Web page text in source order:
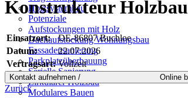
Holzsystembau
Potenziale
Aufstockungen mit Holz
Dachaufstockung Wohnungsbau
Fassadensanierung
Parkplatzüberbauung
Serielle Sanierung
Zirkulärer Holzbau
Modulares Bauen
Konstrukteur Holzbau
Einsatzort:
DE-86807 Buchloe
Datum:
22.07.2026
Vertragsart: Vollzeit
Zurück